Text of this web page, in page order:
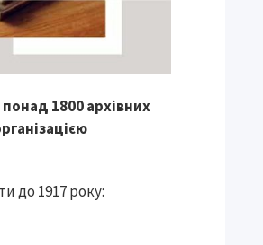
1800 архівних
до 1917 року: